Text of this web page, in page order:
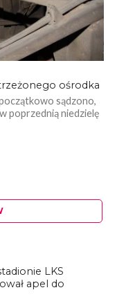
ośrodka
sądzono,
poprzednią niedzielę
LKS
apel do